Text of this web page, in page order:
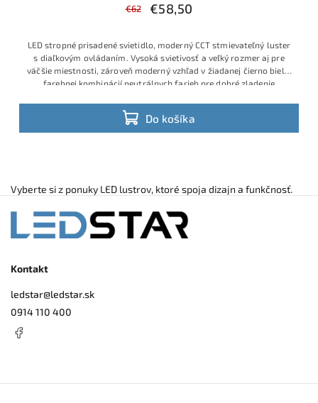
€62 €58,50
Do košíka
LED stropné prisadené svietidlo, moderný CCT stmievateľný luster
s diaľkovým ovládaním. Vysoká svietivosť a veľký rozmer aj pre
väčšie miestnosti, zároveň moderný vzhľad v žiadanej čierno bielej
farebnej kombinácií neutrálnych farieb pre dobré zladenie
Vyberte si z ponuky LED lustrov, ktoré spoja dizajn a funkčnosť.
Kontakt
ledstar@ledstar.sk
0914 110 400